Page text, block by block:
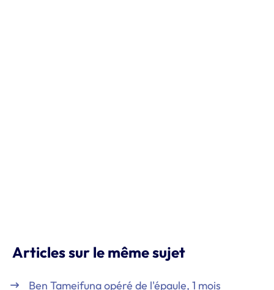
Articles sur le même sujet
Ben Tameifuna opéré de l'épaule, 1 mois